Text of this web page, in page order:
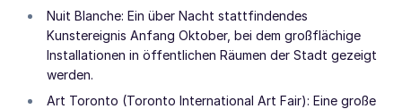
Nuit Blanche: Ein über Nacht stattfindendes
Kunstereignis Anfang Oktober, bei dem großflächige
Installationen in öffentlichen Räumen der Stadt gezeigt
werden.
Art Toronto (Toronto International Art Fair): Eine große